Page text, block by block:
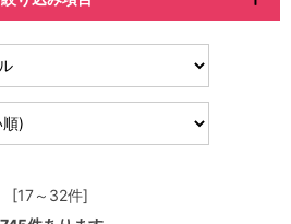
[17～32件]